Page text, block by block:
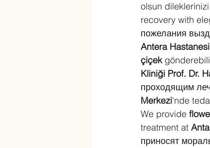
olsun
recovery with
пожелания
Antera Hastanesi
çiçek
Kliniği Prof. Dr.
проходящим
Merkezi'nde
We provide
treatment at
приносят